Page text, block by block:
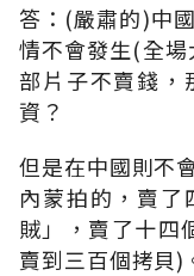
答：(嚴肅的)中
情不會發生(全
部片子不賣錢，
資？
但是在中國則不
內蒙拍的，賣了
賊」，賣了十四
賣到三百個拷貝)